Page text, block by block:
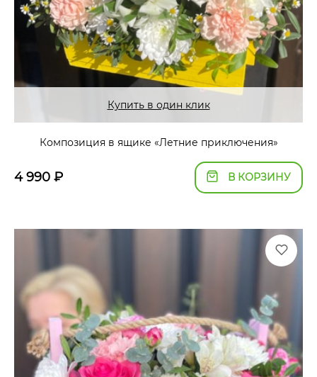
Купить в один клик
Композиция в ящике «Летние приключения»
4 990 ₽ В КОРЗИНУ